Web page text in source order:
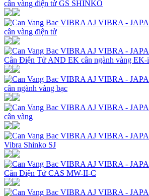
cân vàng điện tử GS SHINKO
cân vàng điện tử
Cân Điện Tử AND EK cân ngành vàng EK-i
cân ngành vàng bạc
cân vàng
Vibra Shinko SJ
Cân Điện Tử CAS MW-II-C